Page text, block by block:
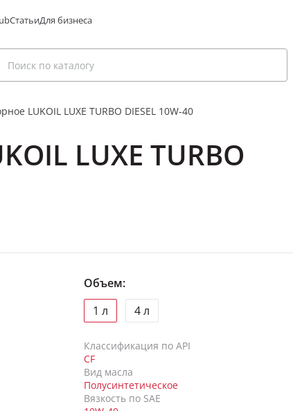
СтатьиДля бизнеса
LUKOIL LUXE TURBO DIESEL 10W-40
LUXE TURBO
Объем:
1 л
4 л
Классификация по API
CF
Вид масла
Полусинтетическое
Вязкость по SAE